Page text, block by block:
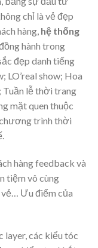
chỉ là vẻ đẹp
hàng, hệ thống
hành trong
đẹp danh tiếng
LO’real show; Hoa
Tuần lễ thời trang
mặt quen thuộc
trình thời
hàng feedback và
tiệm vô cùng
vẻ… Ưu điểm của
layer, các kiểu tóc